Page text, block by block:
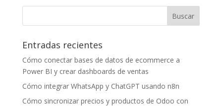
Entradas recientes
Cómo conectar bases de datos de ecommerce a
Power BI y crear dashboards de ventas
Cómo integrar WhatsApp y ChatGPT usando n8n
Cómo sincronizar precios y productos de Odoo con